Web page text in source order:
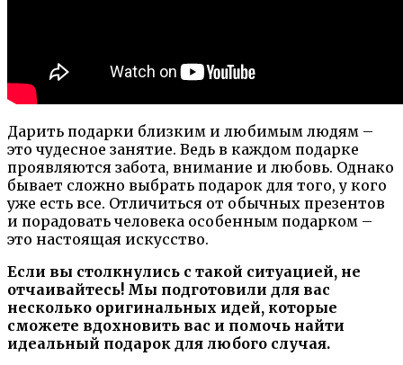
Дарить подарки близким и любимым людям –
это чудесное занятие. Ведь в каждом подарке
проявляются забота, внимание и любовь. Однако
бывает сложно выбрать подарок для того, у кого
уже есть все. Отличиться от обычных презентов
и порадовать человека особенным подарком –
это настоящая искусство.
Если вы столкнулись с такой ситуацией, не
отчаивайтесь! Мы подготовили для вас
несколько оригинальных идей, которые
сможете вдохновить вас и помочь найти
идеальный подарок для любого случая.